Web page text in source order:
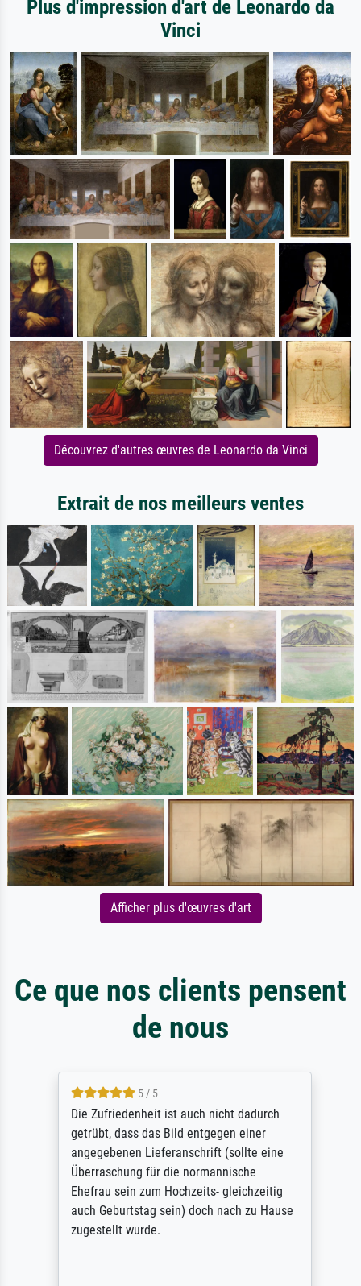
Plus d'impression d'art de Leonardo da
Vinci
Découvrez d'autres œuvres de Leonardo da Vinci
Extrait de nos meilleurs ventes
Afficher plus d'œuvres d'art
Ce que nos clients pensent
de nous
5 / 5
Die Zufriedenheit ist auch nicht dadurch
getrübt, dass das Bild entgegen einer
angegebenen Lieferanschrift (sollte eine
Überraschung für die normannische
Ehefrau sein zum Hochzeits- gleichzeitig
auch Geburtstag sein) doch nach zu Hause
zugestellt wurde.